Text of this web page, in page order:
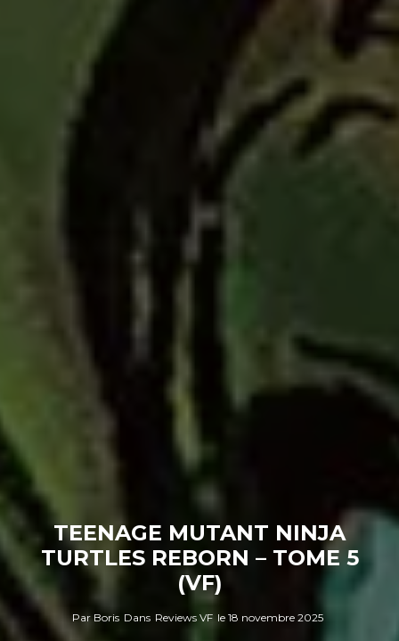
TEENAGE MUTANT NINJA
TURTLES REBORN – TOME 5
(VF)
Par Boris Dans Reviews VF le 18 novembre 2025